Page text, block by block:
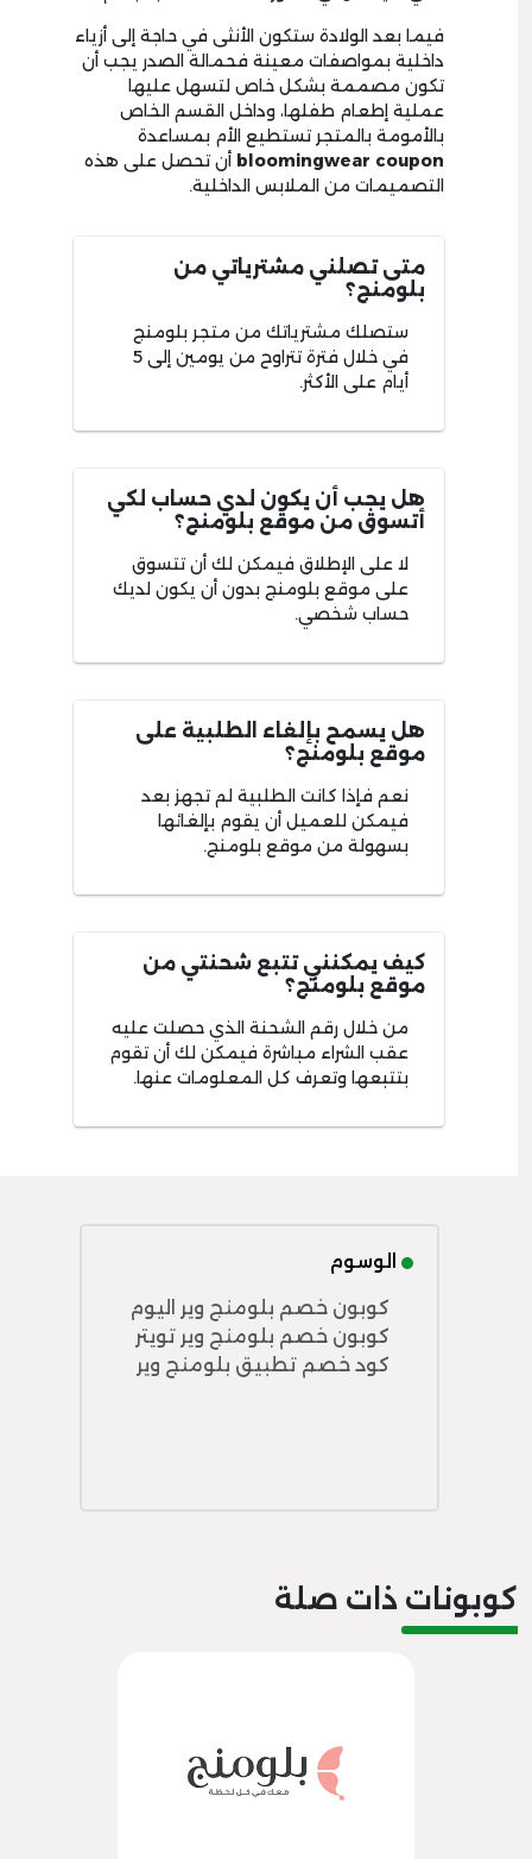
فيما بعد الولادة ستكون الأنثى في حاجة إلى أزياء
داخلية بمواصفات معينة فحمالة الصدر يجب أن
تكون مصممة بشكل خاص لتسهل عليها
عملية إطعام طفلها، وداخل القسم الخاص
بالأمومة بالمتجر تستطيع الأم بمساعدة
bloomingwear coupon أن تحصل على هذه
التصميمات من الملابس الداخلية.
متى تصلني مشترياتي من
بلومنج؟
ستصلك مشترياتك من متجر بلومنج
في خلال فترة تتراوح من يومين إلى 5
أيام على الأكثر.
هل يجب أن يكون لدي حساب لكي
أتسوق من موقع بلومنج؟
لا على الإطلاق فيمكن لك أن تتسوق
على موقع بلومنج بدون أن يكون لديك
حساب شخصي.
هل يسمح بإلغاء الطلبية على
موقع بلومنج؟
نعم فإذا كانت الطلبية لم تجهز بعد
فيمكن للعميل أن يقوم بإلغائها
بسهولة من موقع بلومنج.
كيف يمكنني تتبع شحنتي من
موقع بلومنج؟
من خلال رقم الشحنة الذي حصلت عليه
عقب الشراء مباشرة فيمكن لك أن تقوم
بتتبعها وتعرف كل المعلومات عنها.
الوسوم
كوبون خصم بلومنج وير اليوم
كوبون خصم بلومنج وير تويتر
كود خصم تطبيق بلومنج وير
كوبونات ذات صلة